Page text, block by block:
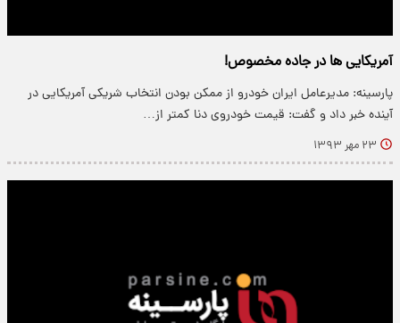
آمریکایی‌ ها در جاده مخصوص!
پارسینه: مدیرعامل ایران خودرو از ممکن بودن انتخاب شریکی آمریکایی در
آینده خبر داد و گفت: قیمت‌ خودروی دنا کمتر از…
۲۳ مهر ۱۳۹۳